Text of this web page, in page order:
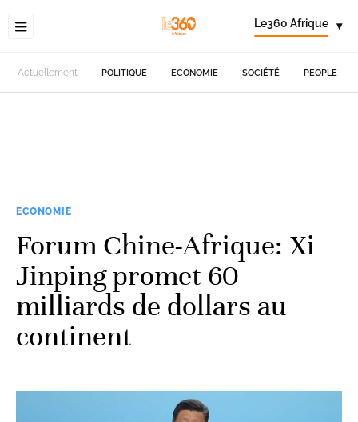
Le360 Afrique ▾
Actuellement POLITIQUE ECONOMIE SOCIÉTÉ PEOPLE
ECONOMIE
Forum Chine-Afrique: Xi
Jinping promet 60
milliards de dollars au
continent